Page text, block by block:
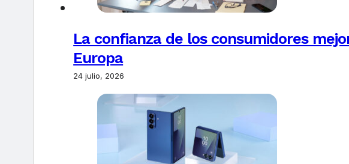
La confianza de los consumidores
Europa
24 julio, 2026